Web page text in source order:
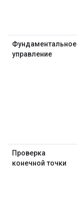
Фундаментальное
управление
Проверка
конечной точки